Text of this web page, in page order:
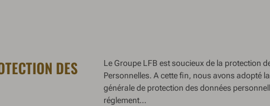
DES
Le Groupe LFB est soucieux de la protection
Personnelles. A cette fin, nous avons adopté
générale de protection des données
réglement...